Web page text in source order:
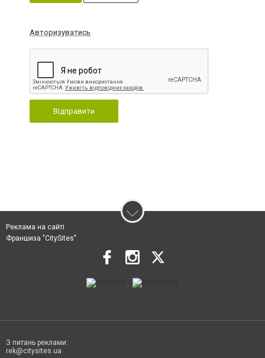
Авторизуватись
Відправити
Реклама на сайті
Франшиза "CitySites"
З питань реклами:
rek@citysites.ua